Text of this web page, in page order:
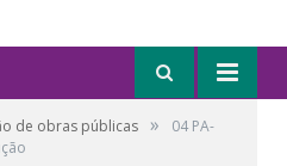
de obras públicas »
04 PA-